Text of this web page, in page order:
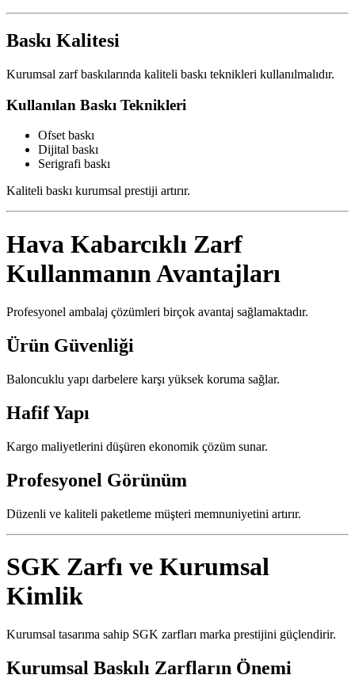
Baskı Kalitesi
Kurumsal zarf baskılarında kaliteli baskı teknikleri kullanılmalıdır.
Kullanılan Baskı Teknikleri
Ofset baskı
Dijital baskı
Serigrafi baskı
Kaliteli baskı kurumsal prestiji artırır.
Hava Kabarcıklı Zarf
Kullanmanın Avantajları
Profesyonel ambalaj çözümleri birçok avantaj sağlamaktadır.
Ürün Güvenliği
Baloncuklu yapı darbelere karşı yüksek koruma sağlar.
Hafif Yapı
Kargo maliyetlerini düşüren ekonomik çözüm sunar.
Profesyonel Görünüm
Düzenli ve kaliteli paketleme müşteri memnuniyetini artırır.
SGK Zarfı ve Kurumsal
Kimlik
Kurumsal tasarıma sahip SGK zarfları marka prestijini güçlendirir.
Kurumsal Baskılı Zarfların Önemi